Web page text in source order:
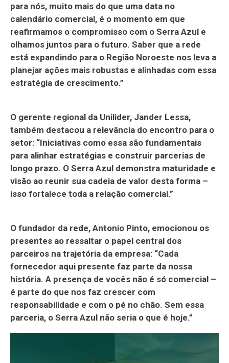
para nós, muito mais do que uma data no
calendário comercial, é o momento em que
reafirmamos o compromisso com o Serra Azul e
olhamos juntos para o futuro. Saber que a rede
está expandindo para o Região Noroeste nos leva a
planejar ações mais robustas e alinhadas com essa
estratégia de crescimento.”
O gerente regional da Unilider, Jander Lessa,
também destacou a relevância do encontro para o
setor: “Iniciativas como essa são fundamentais
para alinhar estratégias e construir parcerias de
longo prazo. O Serra Azul demonstra maturidade e
visão ao reunir sua cadeia de valor desta forma –
isso fortalece toda a relação comercial.”
O fundador da rede, Antonio Pinto, emocionou os
presentes ao ressaltar o papel central dos
parceiros na trajetória da empresa: “Cada
fornecedor aqui presente faz parte da nossa
história. A presença de vocês não é só comercial –
é parte do que nos faz crescer com
responsabilidade e com o pé no chão. Sem essa
parceria, o Serra Azul não seria o que é hoje.”